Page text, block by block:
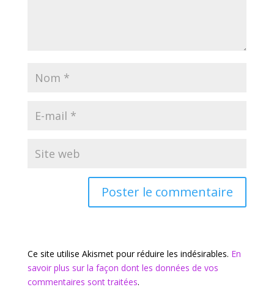
Ce site utilise Akismet pour réduire les indésirables. En
savoir plus sur la façon dont les données de vos
commentaires sont traitées.